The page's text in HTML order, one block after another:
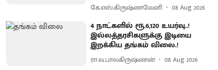
கே.எஸ்.கிருஷ்ணவேனி 08 Aug 2026
4 நாட்களில் ரூ.6,120 உயர்வு..!
இல்லத்தரசிகளுக்கு இடியை
இறக்கிய தங்கம் விலை.!
ரா.வ.பாலகிருஷ்ணன் 08 Aug 2026